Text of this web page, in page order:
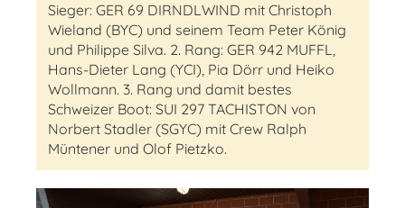
Sieger: GER 69 DIRNDLWIND mit Christoph
Wieland (BYC) und seinem Team Peter König
und Philippe Silva. 2. Rang: GER 942 MUFFL,
Hans-Dieter Lang (YCI), Pia Dörr und Heiko
Wollmann. 3. Rang und damit bestes
Schweizer Boot: SUI 297 TACHISTON von
Norbert Stadler (SGYC) mit Crew Ralph
Müntener und Olof Pietzko.